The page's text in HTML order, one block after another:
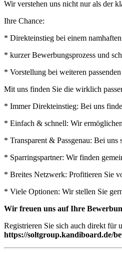
Wir verstehen uns nicht nur als der
Ihre Chance:
* Direkteinstieg bei einem
* kurzer Bewerbungsprozess und
* Vorstellung bei weiteren
Mit uns finden Sie die wirklich
* Immer Direkteinstieg: Bei uns
* Einfach & schnell: Wir
* Transparent & Passgenau: Bei
* Sparringspartner: Wir finden
* Breites Netzwerk: Profitieren Sie
* Viele Optionen: Wir stellen Sie
Wir freuen uns auf Ihre
Registrieren Sie sich auch direkt für
https://soltgroup.kandiboard.de/